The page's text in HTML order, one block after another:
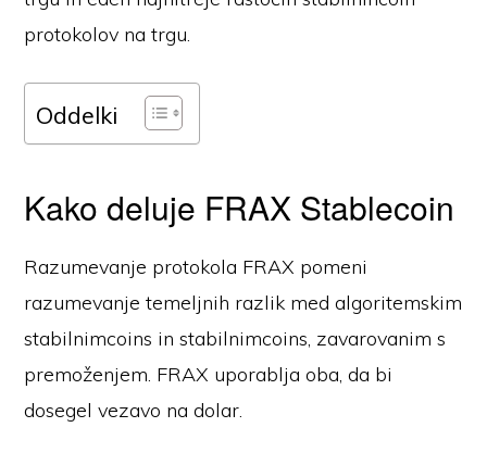
protokolov na trgu.
Oddelki
Kako deluje FRAX Stablecoin
Razumevanje protokola FRAX pomeni
razumevanje temeljnih razlik med algoritemskim
stabilnimcoins in stabilnimcoins, zavarovanim s
premoženjem. FRAX uporablja oba, da bi
dosegel vezavo na dolar.